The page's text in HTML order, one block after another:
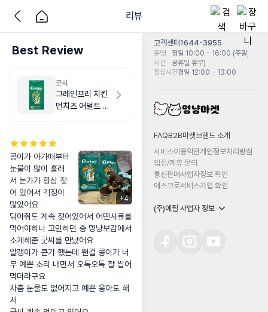
리뷰
Best Review
굿씨
그레인프리 치킨
먼치즈 어덜트 스
+4
콩이가 아가때부터
눈물이 많이 흘러
서 눈가가 항상 젖
어 있어서 걱정이
많았어요
닦아줘도 계속 젖어있어서 어떤사료를
먹어야하나 고민하던 중 멍냥보감에서
소개해준 굿씨를 만났어요
알갱이가 큰가 했는데 왠걸 콩이가 너
무 예쁜 소리 내면서 오독오독 잘 씹어
먹더라구요
차츰 눈물도 없어지고 예쁜 응아도 해
서
고객센터1644-3955
운영
시간
평일 10:00 - 16:00 (주말,
공휴일 휴무)
점심시간평일 12:00 - 13:00
FAQB2B마켓 브랜드 소개
서비스이용약관개인정보처리방침
입점/제휴 문의
통신판매사업자정보 확인
에스크로서비스가입 확인
(주)에필 사업자 정보